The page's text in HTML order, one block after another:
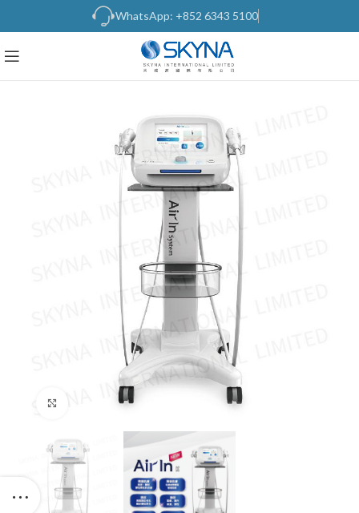
WhatsApp: +852 6343 5100
Click to enlarge